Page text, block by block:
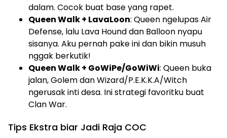
dalam. Cocok buat base yang rapet.
Queen Walk + LavaLoon: Queen ngelupas Air
Defense, lalu Lava Hound dan Balloon nyapu
sisanya. Aku pernah pake ini dan bikin musuh
nggak berkutik!
Queen Walk + GoWiPe/GoWiWi: Queen buka
jalan, Golem dan Wizard/P.E.K.K.A/Witch
ngerusak inti desa. Ini strategi favoritku buat
Clan War.
Tips Ekstra biar Jadi Raja COC